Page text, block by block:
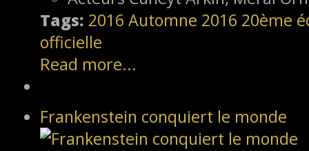
Tags: 2016 Automne 2016 20ème
officielle
Read more...
Frankenstein conquiert le monde